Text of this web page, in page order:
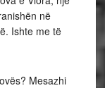
në
Ishte me të
Mesazhi